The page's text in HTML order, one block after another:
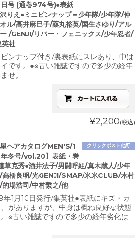
日号 (通巻974号)●表紙
りえ●ミニピンナップ＝少年隊/少年隊/仲
ル/高井麻巳子/薬丸裕英/国生さゆり/アル
/GENJI/リバー・フェニックス/少年忍者/
英社
ピンナップ付き/裏表紙にスレあり、中は
です。●※古い雑誌ですので多少の経年
せ。
¥2,200(税込)
クリックポスト他可
星ヘアカタログMEN'S/1
冬号/vol.20】表紙・巻
草克秀●酒井法子/男闘呼組/真木蔵人/少年
高橋良明/光GENJI/SMAP/米米CLUB/木村
的場浩司/中村繫之/他
年1月10日発行/集英社●表紙にキズ・カ
がありますが、中身は概ね良好な状態
※古い雑誌ですので多少の経年劣化は